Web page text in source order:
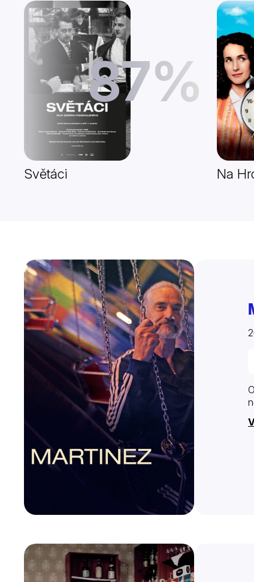
87%
Světáci Na